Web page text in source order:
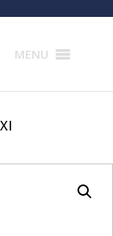
MENU